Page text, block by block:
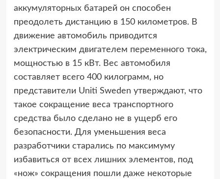
аккумуляторных батарей он способен
преодолеть дистанцию в 150 километров. В
движение автомобиль приводится
электрическим двигателем переменного тока,
мощностью в 15 кВт. Вес автомобиля
составляет всего 400 килограмм, но
представители Uniti Sweden утверждают, что
такое сокращение веса транспортного
средства было сделано не в ущерб его
безопасности. Для уменьшения веса
разработчики старались по максимуму
избавиться от всех лишних элементов, под
«нож» сокращения пошли даже некоторые